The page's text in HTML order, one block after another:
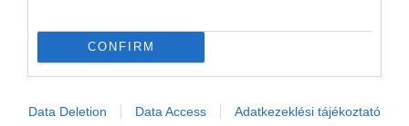
CONFIRM
Data Deletion Data Access Adatkezeklési tájékoztató
NÉZZ KÖRBE TÉMÁK SZERINT!
BGYH BOOKING BUDAPEST BUDAPEST AIRPORT EMIRATES